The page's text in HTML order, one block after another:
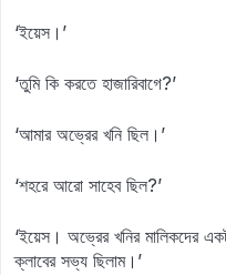
‘ইয়েস।’
‘তুমি কি করতে হাজারিবাগে?’
‘আমার অভ্রের খনি ছিল।’
‘শহরে আরো সাহেব ছিল?’
‘ইয়েস। অভ্রের খনির মালিকদের
ক্লাবের সভ্য ছিলাম।’